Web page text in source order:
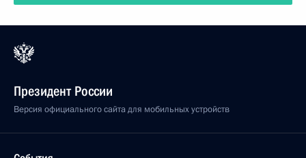
Президент России
Версия официального сайта для мобильных устройств